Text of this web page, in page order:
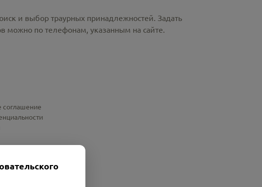
и выбор траурных принадлежностей. Задать
можно по телефонам, указанным на сайте.
соглашение